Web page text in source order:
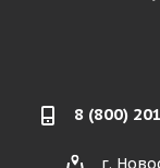
8 (800)
г.